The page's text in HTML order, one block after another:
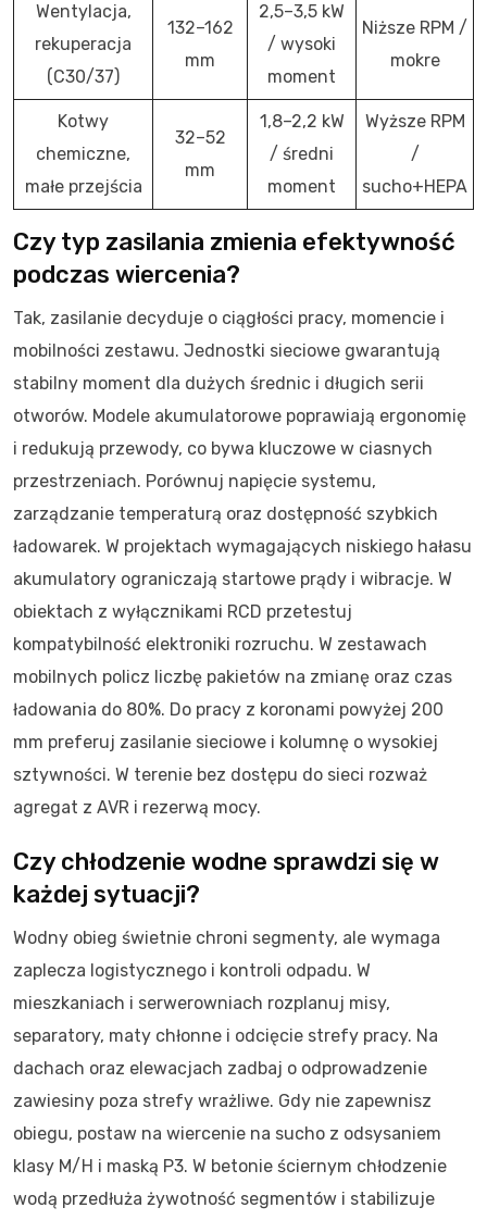
Wentylacja,
rekuperacja
(C30/37)
132–162
mm
2,5–3,5 kW
/ wysoki
moment
Niższe RPM /
mokre
Kotwy
chemiczne,
małe przejścia
32–52
mm
1,8–2,2 kW
/ średni
moment
Wyższe RPM
/
sucho+HEPA
Czy typ zasilania zmienia efektywność
podczas wiercenia?
Tak, zasilanie decyduje o ciągłości pracy, momencie i
mobilności zestawu. Jednostki sieciowe gwarantują
stabilny moment dla dużych średnic i długich serii
otworów. Modele akumulatorowe poprawiają ergonomię
i redukują przewody, co bywa kluczowe w ciasnych
przestrzeniach. Porównuj napięcie systemu,
zarządzanie temperaturą oraz dostępność szybkich
ładowarek. W projektach wymagających niskiego hałasu
akumulatory ograniczają startowe prądy i wibracje. W
obiektach z wyłącznikami RCD przetestuj
kompatybilność elektroniki rozruchu. W zestawach
mobilnych policz liczbę pakietów na zmianę oraz czas
ładowania do 80%. Do pracy z koronami powyżej 200
mm preferuj zasilanie sieciowe i kolumnę o wysokiej
sztywności. W terenie bez dostępu do sieci rozważ
agregat z AVR i rezerwą mocy.
Czy chłodzenie wodne sprawdzi się w
każdej sytuacji?
Wodny obieg świetnie chroni segmenty, ale wymaga
zaplecza logistycznego i kontroli odpadu. W
mieszkaniach i serwerowniach rozplanuj misy,
separatory, maty chłonne i odcięcie strefy pracy. Na
dachach oraz elewacjach zadbaj o odprowadzenie
zawiesiny poza strefy wrażliwe. Gdy nie zapewnisz
obiegu, postaw na wiercenie na sucho z odsysaniem
klasy M/H i maską P3. W betonie ściernym chłodzenie
wodą przedłuża żywotność segmentów i stabilizuje